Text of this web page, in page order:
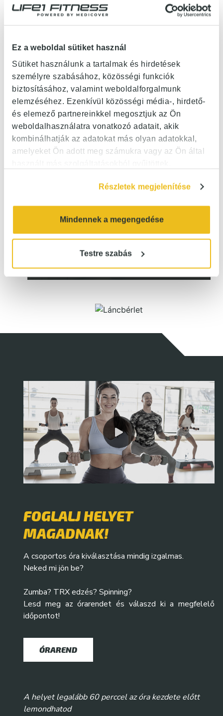
Ez a weboldal sütiket használ
Sütiket használunk a tartalmak és hirdetések
személyre szabásához, közösségi funkciók
biztosításához, valamint weboldalforgalmunk
elemzéséhez. Ezenkívül közösségi média-, hirdető-
és elemező partnereinkkel megosztjuk az Ön
weboldalhasználatra vonatkozó adatait, akik
kombinálhatják az adatokat más olyan adatokkal,
amelyeket Ön adott meg számukra vagy az Ön által
Részletek megjelenítése
Mindennek a megengedése
Testre szabás
STRETCHING
SZAUNA FELÖNTÉSEK
FOGLALJ HELYET
MAGADNAK!
A csoportos óra kiválasztása mindig izgalmas.
Neked mi jön be?
Zumba? TRX edzés? Spinning?
Lesd meg az órarendet és válaszd ki a megfelelő
időpontot!
ÓRAREND
A helyet legalább 60 perccel az óra kezdete előtt
lemondhatod